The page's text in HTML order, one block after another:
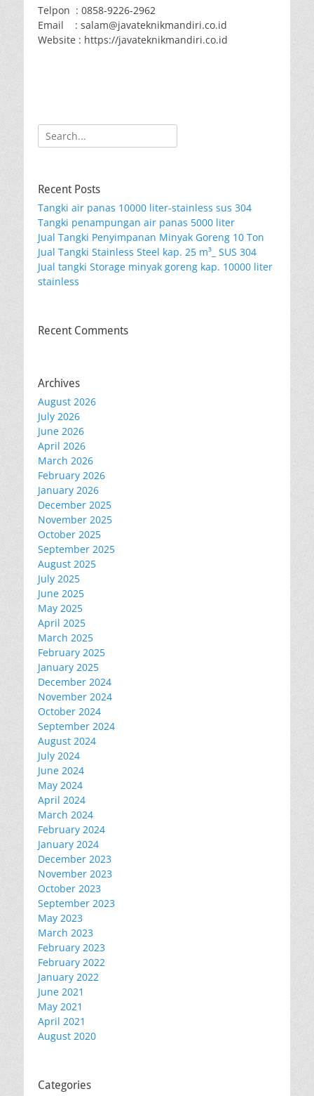
Telpon : 0858-9226-2962
Email : salam@javateknikmandiri.co.id
Website : https://javateknikmandiri.co.id
Search
for:
Recent Posts
Tangki air panas 10000 liter-stainless sus 304
Tangki penampungan air panas 5000 liter
Jual Tangki Penyimpanan Minyak Goreng 10 Ton
Jual Tangki Stainless Steel kap. 25 m³_ SUS 304
Jual tangki Storage minyak goreng kap. 10000 liter
stainless
Recent Comments
Archives
August 2026
July 2026
June 2026
April 2026
March 2026
February 2026
January 2026
December 2025
November 2025
October 2025
September 2025
August 2025
July 2025
June 2025
May 2025
April 2025
March 2025
February 2025
January 2025
December 2024
November 2024
October 2024
September 2024
August 2024
July 2024
June 2024
May 2024
April 2024
March 2024
February 2024
January 2024
December 2023
November 2023
October 2023
September 2023
May 2023
March 2023
February 2023
February 2022
January 2022
June 2021
May 2021
April 2021
August 2020
Categories